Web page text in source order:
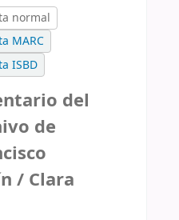
normal
MARC
ISBD
del
de
/ Clara